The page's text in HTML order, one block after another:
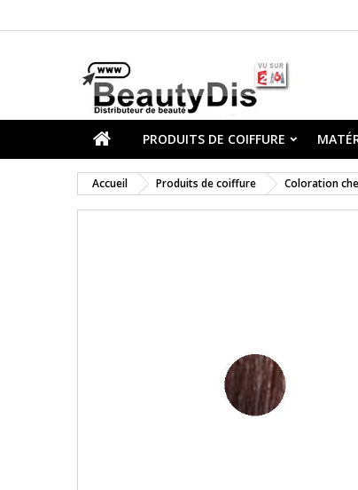
PRODUITS DE COIFFURE
Accueil Produits de coiffure Coloration